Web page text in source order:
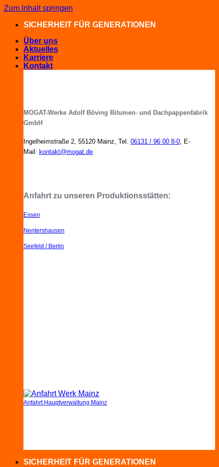
Zum Inhalt springen
SICHERHEIT FÜR GENERATIONEN
Über uns
Aktuelles
Karriere
Kontakt
MOGAT-Werke Adolf Böving Bitumen- und Dachpappenfabrik
GmbH
Ingelheimstraße 2, 55120 Mainz, Tel. 06131 / 96 00 8-0, E-
Mail: kontakt@mogat.de
Anfahrt zu unseren Produktionsstätten:
Essen
Nentershausen
Seefeld / Berlin
Anfahrt Hauptverwaltung Mainz
SICHERHEIT FÜR GENERATIONEN